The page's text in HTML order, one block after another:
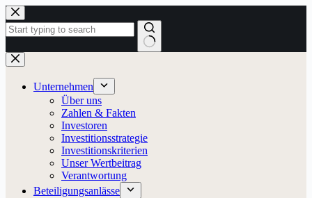
Zum
Inhalt
springen
Keine
Ergebnisse
Unternehmen
Über uns
Zahlen & Fakten
Investoren
Investitionsstrategie
Investitionskriterien
Unser Wertbeitrag
Verantwortung
Beteiligungsanlässe